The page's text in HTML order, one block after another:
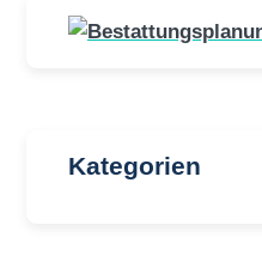
Kategorien